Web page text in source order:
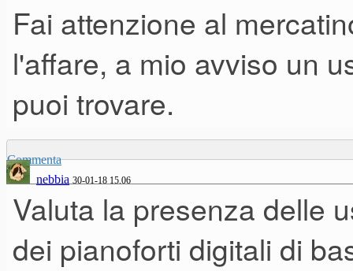
Fai attenzione al
l'affare, a mio avviso un
puoi trovare.
Commenta
nebbia 30-01-18 15.06
Valuta la presenza delle
dei pianoforti digitali di